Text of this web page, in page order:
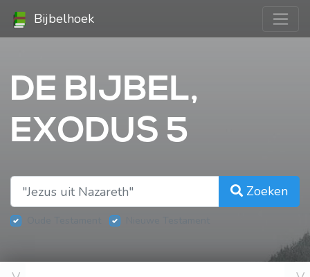
Bijbelhoek
DE BIJBEL,
EXODUS 5
Zoeken